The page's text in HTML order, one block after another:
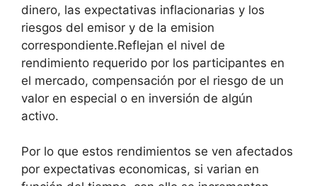
dinero, las expectativas inflacionarias y los
riesgos del emisor y de la emision
correspondiente.Reflejan el nivel de
rendimiento requerido por los participantes en
el mercado, compensación por el riesgo de un
valor en especial o en inversión de algún
activo.
Por lo que estos rendimientos se ven afectados
por expectativas economicas, si varian en